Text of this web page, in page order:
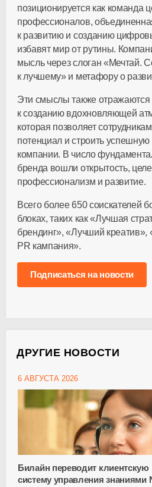
позиционируется как команда
профессионалов,
к развитию и созданию
избавят мир от рутины.
мысль через слоган «Мечтай.
к лучшему» и метафору о
Эти смыслы также отражаются
к созданию вдохновляющей
которая позволяет
потенциал и строить успешную
компании. В число
бренда вошли открытость,
профессионализм и развитие.
Всего более 650 соискателей
блоках, таких как «Лучшая
брендинг», «Лучший креатив»,
PR кампания».
Подписаться на новости
ДРУГИЕ НОВОСТИ
6 АВГУСТА 2026
Билайн переводит
систему управления знаниями